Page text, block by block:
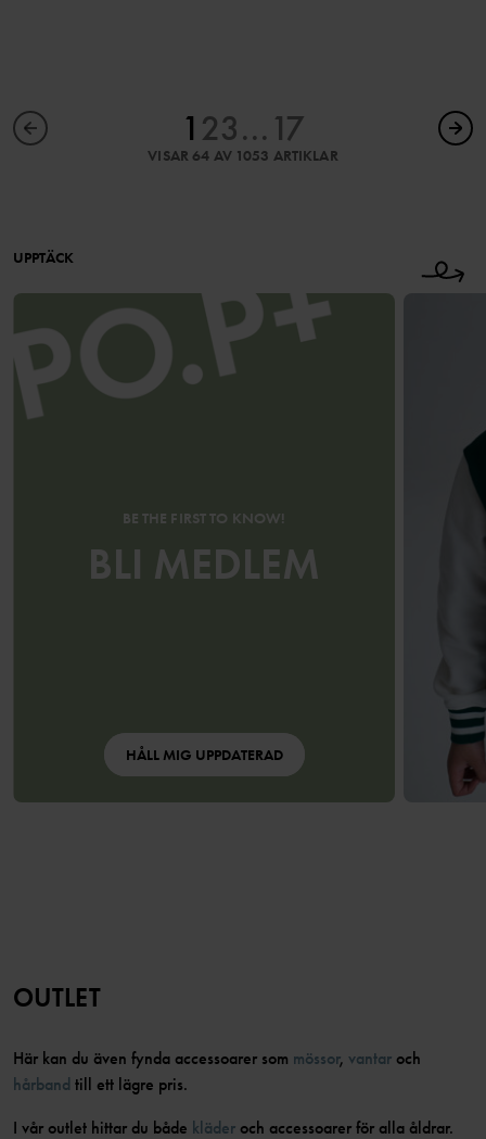
1 23... 17
VISAR 64 AV 1053 ARTIKLAR
UPPTÄCK
BE THE FIRST TO KNOW!
BLI MEDLEM
HÅLL MIG UPPDATERAD
OUTLET
Här kan du även fynda accessoarer som mössor, vantar och
hårband till ett lägre pris.
I vår outlet hittar du både kläder och accessoarer för alla åldrar.